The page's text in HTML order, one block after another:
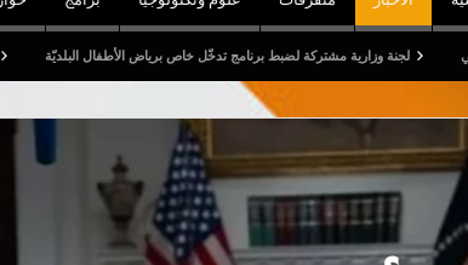
مشتركة لضبط برنامج تدخّل خاص برياض الأطفال البلديّة قبل العودة